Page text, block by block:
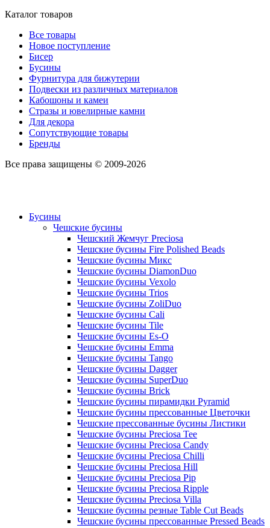
Каталог товаров
Все товары
Новое поступление
Бисер
Бусины
Фурнитура для бижутерии
Подвески из различных материалов
Кабошоны и камеи
Стразы и ювелирные камни
Для декора
Сопутствующие товары
Бренды
Все права защищены © 2009-2026
Бусины
Чешские бусины
Чешский Жемчуг Preciosa
Чешские бусины Fire Polished Beads
Чешские бусины Микс
Чешские бусины DiamonDuo
Чешские бусины Vexolo
Чешские бусины Trios
Чешские бусины ZoliDuo
Чешские бусины Cali
Чешские бусины Tile
Чешские бусины Es-O
Чешские бусины Emma
Чешские бусины Tango
Чешские бусины Dagger
Чешские бусины SuperDuo
Чешские бусины Brick
Чешские бусины пирамидки Pyramid
Чешские бусины прессованные Цветочки
Чешские прессованные бусины Листики
Чешские бусины Preciosa Tee
Чешские бусины Preciosa Candy
Чешские бусины Preciosa Chilli
Чешские бусины Preciosa Hill
Чешские бусины Preciosa Pip
Чешские бусины Preciosa Ripple
Чешские бусины Preciosa Villa
Чешские бусины резные Table Cut Beads
Чешские бусины прессованные Pressed Beads